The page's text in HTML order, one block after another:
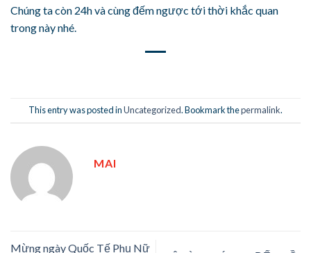
Chúng ta còn 24h và cùng đếm ngược tới thời khắc quan
trong này nhé.
This entry was posted inUncategorized. Bookmark thepermalink.
MAI
Mừng ngày Quốc Tế Phụ Nữ